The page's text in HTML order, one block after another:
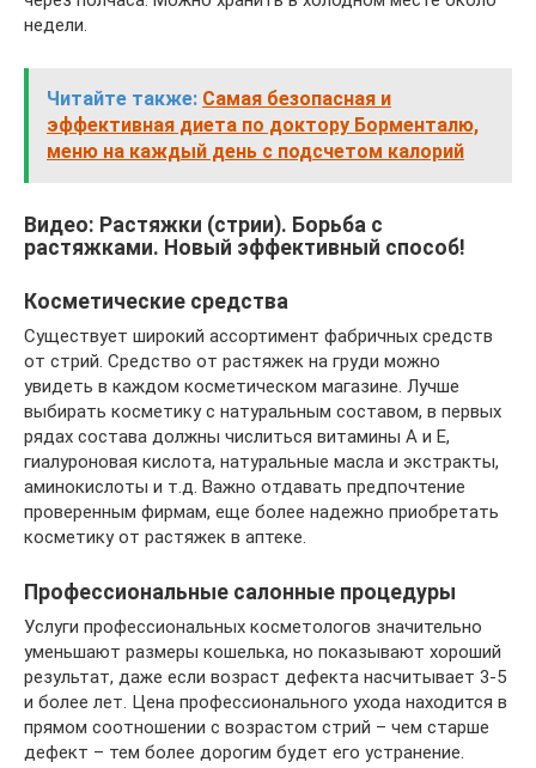
недели.
Читайте также: Самая безопасная и
эффективная диета по доктору Борменталю,
меню на каждый день с подсчетом калорий
Видео: Растяжки (стрии). Борьба с
растяжками. Новый эффективный способ!
Косметические средства
Существует широкий ассортимент фабричных средств
от стрий. Средство от растяжек на груди можно
увидеть в каждом косметическом магазине. Лучше
выбирать косметику с натуральным составом, в первых
рядах состава должны числиться витамины А и Е,
гиалуроновая кислота, натуральные масла и экстракты,
аминокислоты и т.д. Важно отдавать предпочтение
проверенным фирмам, еще более надежно приобретать
косметику от растяжек в аптеке.
Профессиональные салонные процедуры
Услуги профессиональных косметологов значительно
уменьшают размеры кошелька, но показывают хороший
результат, даже если возраст дефекта насчитывает 3-5
и более лет. Цена профессионального ухода находится в
прямом соотношении с возрастом стрий – чем старше
дефект – тем более дорогим будет его устранение.